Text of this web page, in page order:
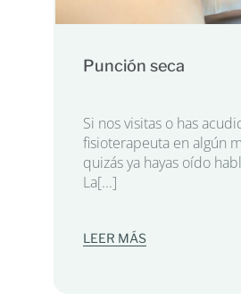
Punción seca
Si nos visitas o has
fisioterapeuta en algún
quizás ya hayas oído
La[...]
LEER MÁS